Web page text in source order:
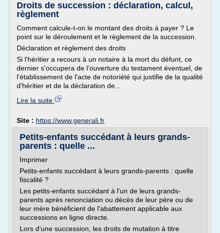
Droits de succession : déclaration, calcul,
règlement
Comment calcule-t-on le montant des droits à payer ? Le
point sur le déroulement et le règlement de la succession.
Déclaration et règlement des droits
Si l'héritier a recours à un notaire à la mort du défunt, ce
dernier s'occupera de l'ouverture du testament éventuel, de
l'établissement de l'acte de notoriété qui justifie de la qualité
d'héritier et de la déclaration de...
Lire la suite
Site : https://www.generali.fr
Petits-enfants succédant à leurs grands-
parents : quelle ...
Imprimer
Petits-enfants succédant à leurs grands-parents : quelle
fiscalité ?
Les petits-enfants succédant à l'un de leurs grands-
parents après renonciation ou décès de leur père ou de
leur mère bénéficient de l'abattement applicable aux
successions en ligne directe.
Lors d'une succession, les droits de mutation à titre